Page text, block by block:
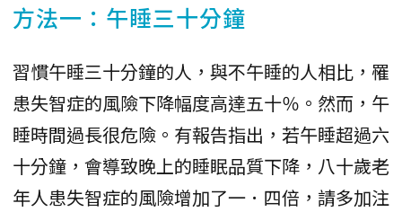
方法一：午睡三十分鐘
習慣午睡三十分鐘的人，與不午睡的人相比，罹
患失智症的風險下降幅度高達五十％。然而，午
睡時間過長很危險。有報告指出，若午睡超過六
十分鐘，會導致晚上的睡眠品質下降，八十歲老
年人患失智症的風險增加了一．四倍，請多加注